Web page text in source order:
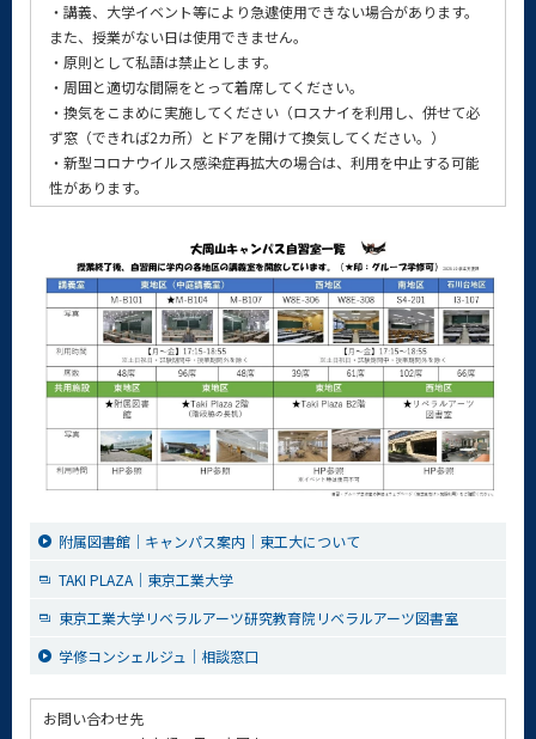
・講義、大学イベント等により急遽使用できない場合があります。
また、授業がない日は使用できません。
・原則として私語は禁止とします。
・周囲と適切な間隔をとって着席してください。
・換気をこまめに実施してください（ロスナイを利用し、併せて必
ず窓（できれば2カ所）とドアを開けて換気してください。）
・新型コロナウイルス感染症再拡大の場合は、利用を中止する可能
性があります。
附属図書館｜キャンパス案内｜東工大について
TAKI PLAZA｜東京工業大学
東京工業大学リベラルアーツ研究教育院リベラルアーツ図書室
学修コンシェルジュ｜相談窓口
お問い合わせ先